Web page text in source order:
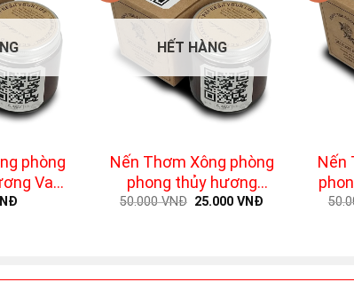
phòng
Vani
HẾT HÀNG
Nến Thơm Xông phòng
phong thủy hương
Litchi White Tea (Vải
50.000VNĐ Original
25.000VNĐ
Nến